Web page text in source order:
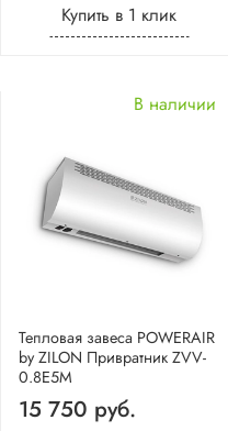
Купить в 1 клик
Тепловая завеса POWERAIR
by ZILON Привратник ZVV-
0.8E5M
В наличии
15 750 руб.